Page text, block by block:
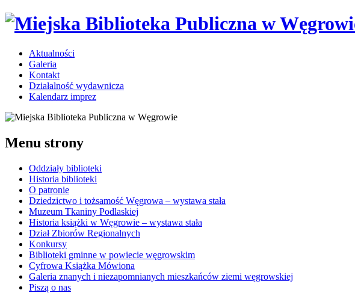
Aktualności
Galeria
Kontakt
Działalność wydawnicza
Kalendarz imprez
Menu strony
Oddziały biblioteki
Historia biblioteki
O patronie
Dziedzictwo i tożsamość Węgrowa – wystawa stała
Muzeum Tkaniny Podlaskiej
Historia książki w Węgrowie – wystawa stała
Dział Zbiorów Regionalnych
Konkursy
Biblioteki gminne w powiecie węgrowskim
Cyfrowa Książka Mówiona
Galeria znanych i niezapomnianych mieszkańców ziemi węgrowskiej
Piszą o nas